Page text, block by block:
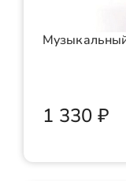
1 330 ₽